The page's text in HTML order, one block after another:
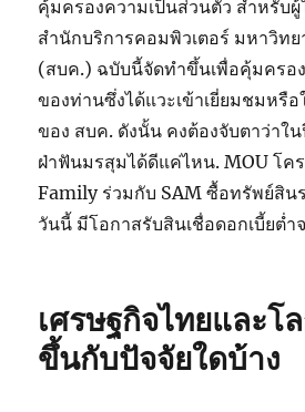
คุ้มครองความเป็นส่วนตัว สำหรับผู้
สำนักบริการคอมพิวเตอร์ มหาวิทย
(สบค.) ฉบับนี้จัดทำขึ้นเพื่อคุ้มครอ
ของท่านซึ่งได้แวะเข้าเยี่ยมชมหรือ
ของ สบค. ดังนั้น คงต้องจับตาว่าใ
ฝ่าฟันมรสุมได้ดีแค่ไหน. MOU โค
Family ร่วมกับ SAM ซื้อทรัพย์สิน
วันนี้ มีโอกาสรับสินเชื่อดอกเบี้ยต่ำ
เศรษฐกิจไทยและโ
ขึ้นกับปัจจัยใดบ้าง